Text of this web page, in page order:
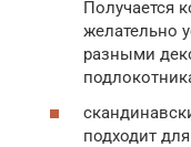
Получается
желательно
разными
подходит